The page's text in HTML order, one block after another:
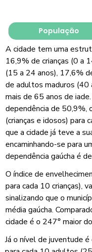
População
A cidade tem uma
16,9% de crianças (0 a
(15 a 24 anos), 17,6%
de adultos maduros
mais de 65 anos de
dependência de 50,9%,
(crianças e idosos) para
que a cidade já teve a
encaminhando-se para
dependência gaúcha é
O índice de
para cada 10 crianças),
sinalizando que o
média gaúcha.
cidade é o 247° maior
Já o nível de juventude